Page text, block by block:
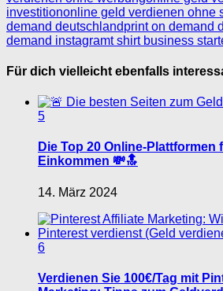
investitiononline geld verdienen ohne
demand deutschlandprint on demand
demand instagramt shirt business
Für dich vielleicht ebenfalls
5
Die Top 20 Online-Plattformen
Einkommen 💸🔝
14. März 2024
6
Verdienen Sie 100€/Tag mit